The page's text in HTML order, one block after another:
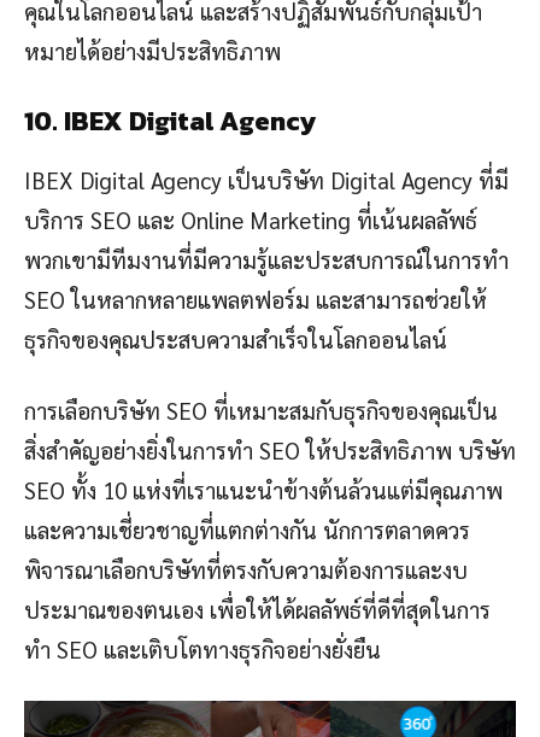
คุณในโลกออนไลน์ และสร้างปฏิสัมพันธ์กับกลุ่มเป้า
หมายได้อย่างมีประสิทธิภาพ
10. IBEX Digital Agency
IBEX Digital Agency เป็นบริษัท Digital Agency ที่มี
บริการ SEO และ Online Marketing ที่เน้นผลลัพธ์
พวกเขามีทีมงานที่มีความรู้และประสบการณ์ในการทำ
SEO ในหลากหลายแพลตฟอร์ม และสามารถช่วยให้
ธุรกิจของคุณประสบความสำเร็จในโลกออนไลน์
การเลือกบริษัท SEO ที่เหมาะสมกับธุรกิจของคุณเป็น
สิ่งสำคัญอย่างยิ่งในการทำ SEO ให้ประสิทธิภาพ บริษัท
SEO ทั้ง 10 แห่งที่เราแนะนำข้างต้นล้วนแต่มีคุณภาพ
และความเชี่ยวชาญที่แตกต่างกัน นักการตลาดควร
พิจารณาเลือกบริษัทที่ตรงกับความต้องการและงบ
ประมาณของตนเอง เพื่อให้ได้ผลลัพธ์ที่ดีที่สุดในการ
ทำ SEO และเติบโตทางธุรกิจอย่างยั่งยืน